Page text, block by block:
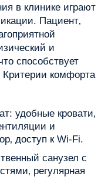
в клинике играют
Пациент‚
и
способствует
комфорта
удобные кровати‚
и
доступ к Wi-Fi.
санузел с
регулярная